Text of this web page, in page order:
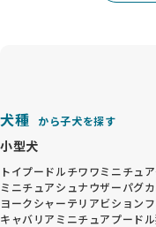
犬種 から子犬を探す
小型犬
トイプードルチワワミニチュ
ミニチュアシュナウザーパグ
ヨークシャーテリアビション
キャバリア ミニチュアプードル